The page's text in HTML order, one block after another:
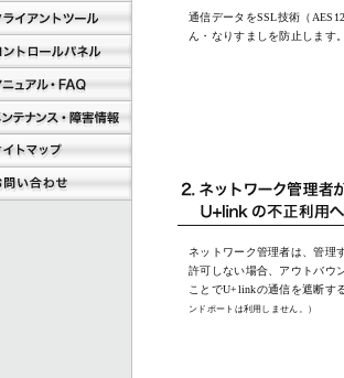
通信データをSSL技術（
ん・なりすましを防止します
ネットワーク管理者は、管理
許可しない場合、アウトバウ
ことでU+linkの通信を遮断す
ンドポートは利用しません。）